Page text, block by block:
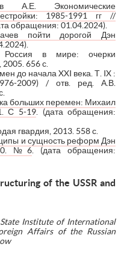
А.Е. Экономические
1985-1991 гг //
обращения: 01.04.2024).
пойти дорогой Дэн
в мире: очерки
656 с.
до начала XXI века. Т. IX :
2009) / отв. ред. А.В.
больших перемен: Михаил
С 5-19 . (дата обращения:
гвардия, 2013. 558 с.
и сущность реформ Дэн
№6. (дата обращения:
of the USSR and
Institute of International
Affairs of the Russian